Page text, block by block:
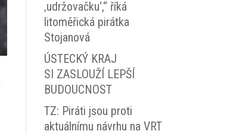
‚udržovačku‘,“ říká
litoměřická pirátka
Stojanová
ÚSTECKÝ KRAJ
SI ZASLOUŽÍ LEPŠÍ
BUDOUCNOST
TZ: Piráti jsou proti
aktuálnímu návrhu na VRT